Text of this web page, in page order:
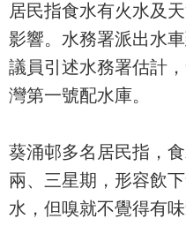
居民指食水有火水及
影響。水務署派出水
議員引述水務署估計
灣第一號配水庫。
葵涌邨多名居民指，
兩、三星期，形容飲
水，但嗅就不覺得有